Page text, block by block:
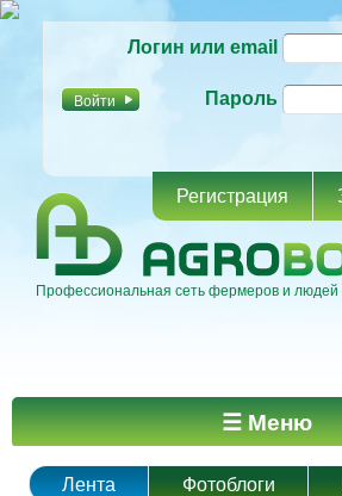
основному
Логин или email
Пароль
Регистрация
Профессиональная сеть фермеров и людей
Главное меню ☰ Меню
Лента Фотоблоги